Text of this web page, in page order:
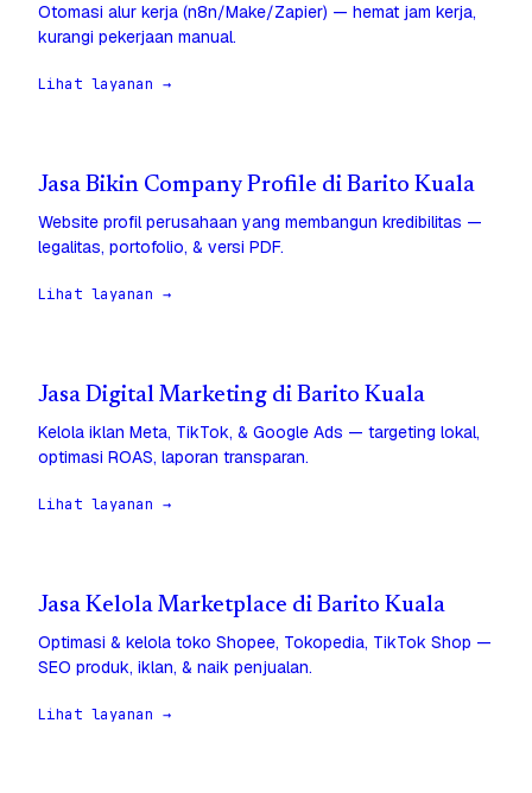
Otomasi alur kerja (n8n/Make/Zapier) — hemat jam kerja,
kurangi pekerjaan manual.
Lihat layanan →
Jasa Bikin Company Profile di Barito Kuala
Website profil perusahaan yang membangun kredibilitas —
legalitas, portofolio, & versi PDF.
Lihat layanan →
Jasa Digital Marketing di Barito Kuala
Kelola iklan Meta, TikTok, & Google Ads — targeting lokal,
optimasi ROAS, laporan transparan.
Lihat layanan →
Jasa Kelola Marketplace di Barito Kuala
Optimasi & kelola toko Shopee, Tokopedia, TikTok Shop —
SEO produk, iklan, & naik penjualan.
Lihat layanan →